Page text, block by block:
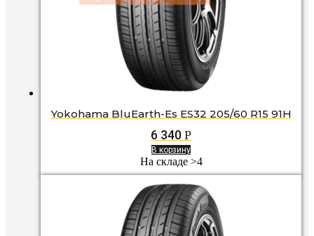
Yokohama BluEarth-Es ES32 205/60 R15 91H
6 340 Р
В корзину
На складе >4